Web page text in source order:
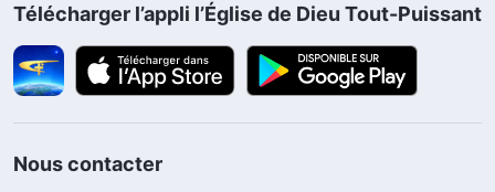
Télécharger l’appli l’Église de Dieu Tout-Puissant
Nous contacter